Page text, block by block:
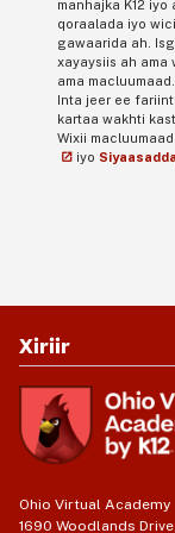
manhajka K12
qoraalada iyo
gawaarida ah.
xayaysiis ah ama
ama
Inta jeer ee
kartaa wakhti
Wixii
iyo
Xiriir
Ohio Virtual Academy
1690 Woodlands